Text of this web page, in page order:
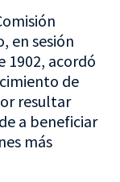
en sesión
1902, acordó
de
resultar
a beneficiar
más